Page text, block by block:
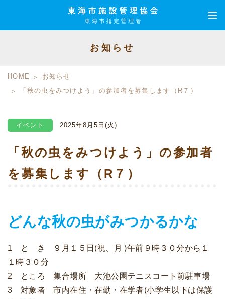
お知らせ
HOME
お知らせ
「秋の虫をみつけよう」の参加者を募集します（R７）
イベント 2025年8月5日(火)
「秋の虫をみつけよう」の参加者
を募集します（R７）
どんな秋の虫がみつかるかな
1 と き ９月１５日(祝、月 )午前９時３０分から１
１時３０分
2 ところ 集合場所 大池公園テニスコート前駐車場
3 対象者 市内在住・在勤・在学者(小学生以下は保護